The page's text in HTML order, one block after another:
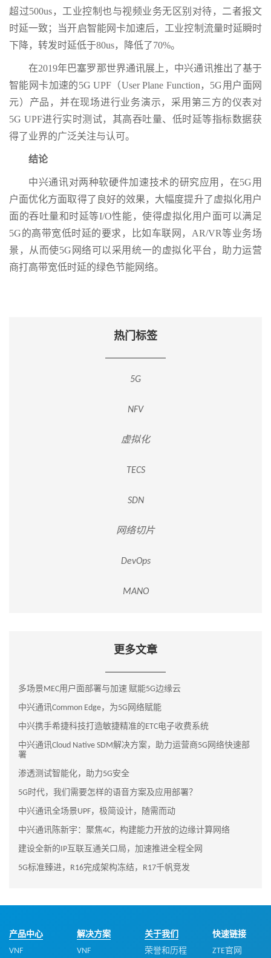
超过500us，工业控制也与视频业务无区别对待，二者报文
时延一致；当开启智能网卡加速后，工业控制流量时延瞬时
下降，转发时延低于80us，降低了70%。
在2019年巴塞罗那世界通讯展上，中兴通讯推出了基于
智能网卡加速的5G UPF（User Plane Function，5G用户面网
元）产品，并在现场进行业务演示，采用第三方的仪表对
5G UPF进行实时测试，其高吞吐量、低时延等指标数据获
得了业界的广泛关注与认可。
结论
中兴通讯对两种软硬件加速技术的研究应用，在5G用
户面优化方面取得了良好的效果，大幅度提升了虚拟化用户
面的吞吐量和时延等I/O性能，使得虚拟化用户面可以满足
5G的高带宽低时延的要求，比如车联网，AR/VR等业务场
景，从而使5G网络可以采用统一的虚拟化平台，助力运营
商打高带宽低时延的绿色节能网络。
热门标签
5G
NFV
虚拟化
TECS
SDN
网络切片
DevOps
MANO
更多文章
多场景MEC用户面部署与加速 赋能5G边缘云
中兴通讯Common Edge，为5G网络赋能
中兴携手希捷科技打造敏捷精准的ETC电子收费系统
中兴通讯Cloud Native SDM解决方案，助力运营商5G网络快速部
署
渗透测试智能化，助力5G安全
5G时代，我们需要怎样的语音方案及应用部署？
中兴通讯全场景UPF，极简设计，随需而动
中兴通讯陈新宇：聚焦4C，构建能力开放的边缘计算网络
建设全新的IP互联互通关口局，加速推进全程全网
5G标准臻进，R16完成架构冻结，R17千帆竞发
产品中心
VNF
解决方案
VNF
关于我们
荣誉和历程
快速链接
ZTE官网